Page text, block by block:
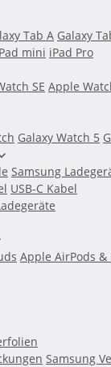
Tab A Galaxy
mini iPad Pro
SE Apple
Galaxy Watch 5
Samsung
USB-C Kabel
Apple AirPods &
Samsung